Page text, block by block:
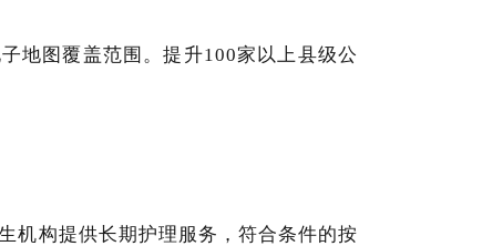
地图覆盖范围。提升100家以上县级公
机构提供长期护理服务，符合条件的按